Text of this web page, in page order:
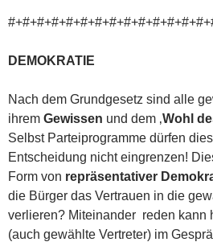
DEMOKRATIE
Nach dem Grundgesetz sind alle
ihrem Gewissen und dem ‚Wohl
Selbst Parteiprogramme dürfen
Entscheidung nicht eingrenzen!
Form von repräsentativer
die Bürger das Vertrauen in die
verlieren? Miteinander reden
(auch gewählte Vertreter) im